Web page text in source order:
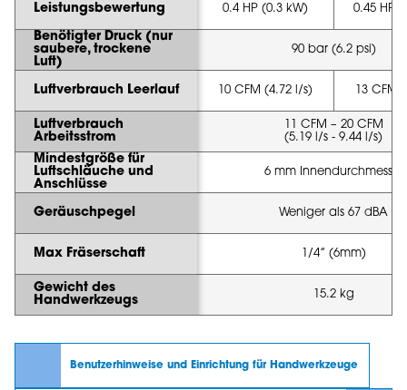
Leistungsbewertung
Benötigter Druck (nur
saubere, trockene
Luft)
Luftverbrauch Leerlauf
Luftverbrauch
Arbeitsstrom
Mindestgröße für
Luftschläuche und
Anschlüsse
Geräuschpegel
Max Fräserschaft
Gewicht des
Handwerkzeugs
0.4 HP (0.3 kW) 0.45 HP
90 bar (6.2 psi)
10 CFM (4.72 l/s) 13 CFM
11 CFM – 20 CFM
(5.19 l/s - 9.44 l/s)
6 mm Innendurchmesser
Weniger als 67 dBA
1/4” (6mm)
15.2 kg
Benutzerhinweise und Einrichtung für Handwerkzeuge